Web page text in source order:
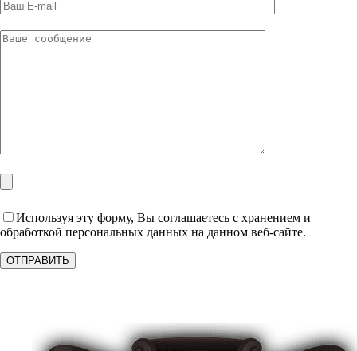
Используя эту форму, Вы соглашаетесь с хранением и
обработкой персональных данных на данном веб-сайте.